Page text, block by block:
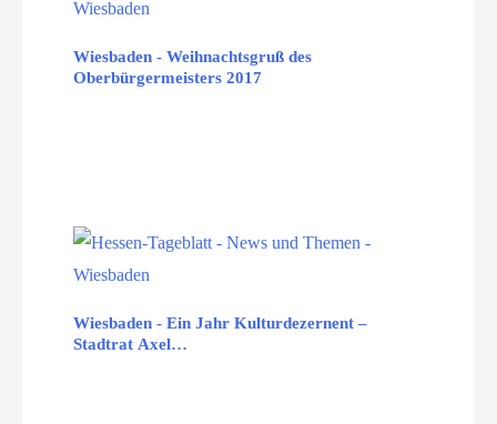
Wiesbaden - Weihnachtsgruß des
Oberbürgermeisters 2017
Wiesbaden - Ein Jahr Kulturdezernent –
Stadtrat Axel…